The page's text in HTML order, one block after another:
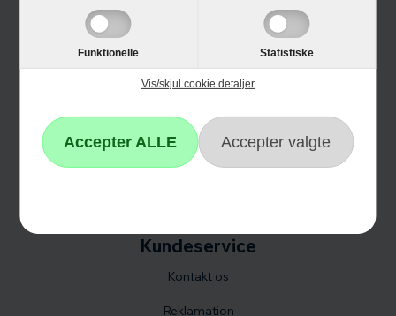
Funktionelle Statistiske
Vis/skjul cookie detaljer
Kundeservice
Kontakt os
Reklamation
Single Day
Cyber Monday